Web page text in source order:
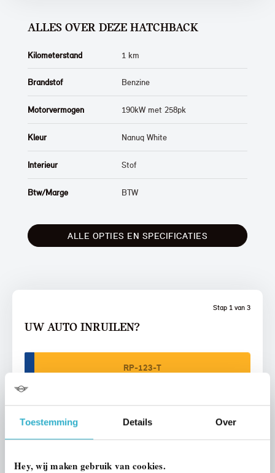
Toestemming Details Over
Hey, wij maken gebruik van cookies.
Stap 1 van 3
UW AUTO INRUILEN?
VOORSTEL AANVRAGEN
ALLES OVER DEZE HATCHBACK
Kilometerstand 1 km
Brandstof Benzine
Motorvermogen 190kW met 258pk
Kleur Nanuq White
Interieur Stof
Btw/Marge BTW
ALLE OPTIES EN SPECIFICATIES